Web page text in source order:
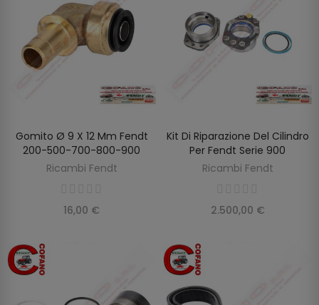
AGGIUNGI AL CARRELLO
Gomito Ø 9 X 12 Mm Fendt
200-500-700-800-900
Ricambi Fendt
16,00 €
AGGIUNGI AL CARRELLO
Kit Di Riparazione Del Cilindro
Per Fendt Serie 900
Ricambi Fendt
2.500,00 €